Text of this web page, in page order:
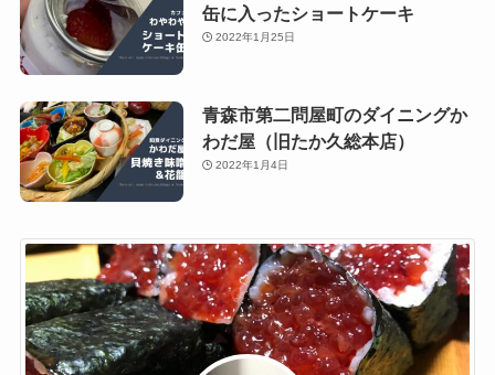
缶に入ったショートケーキ
2022年1月25日
青森市第二問屋町のダイニングか
わだ屋（旧たか久総本店）
2022年1月4日